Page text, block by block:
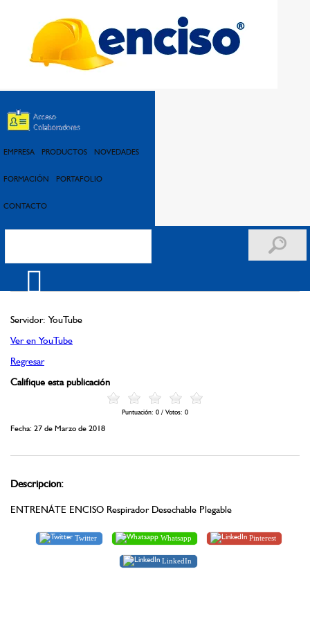
EMPRESA PRODUCTOS NOVEDADES
FORMACIÓN PORTAFOLIO
CONTACTO
VER VIDEO: ENTRENÁTE ENCISO RESPIRADOR DESECHABLE PLEGABLE
Servidor: YouTube
Ver en YouTube
Regresar
Califique esta publicación
Puntuación: 0 / Votos: 0
Fecha: 27 de Marzo de 2018
Descripcion:
ENTRENÁTE ENCISO Respirador Desechable Plegable
Twitter Whatsapp Pinterest
LinkedIn